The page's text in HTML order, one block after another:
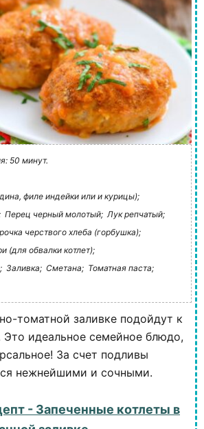
50 минут.
филе индейки или и курицы);
Перец черный молотый; Лук репчатый;
черствого хлеба (горбушка);
(для обвалки котлет);
Заливка; Сметана; Томатная паста;
томатной заливке подойдут к
идеальное семейное блюдо,
За счет подливы
нежнейшими и сочными.
- Запеченные котлеты в